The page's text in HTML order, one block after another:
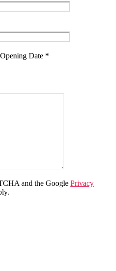
Date *
and the Google Privacy